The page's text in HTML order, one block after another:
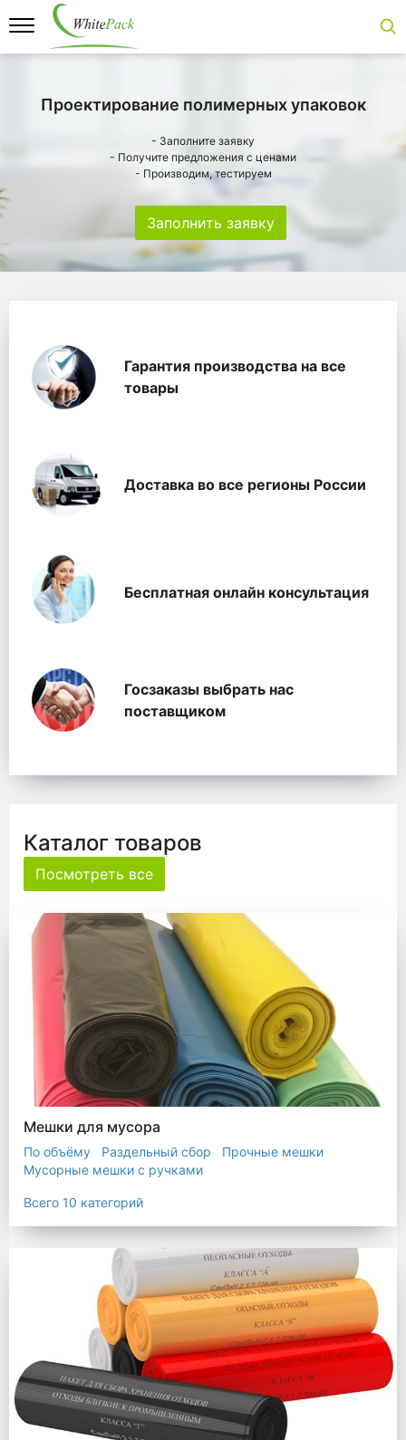
Проектирование полимерных упаковок
- Заполните заявку
- Получите предложения с ценами
- Производим, тестируем
Заполнить заявку
WhitePackГарантия производства на все
товары
Доставка во все регионы России
Бесплатная онлайн консультация
Госзаказы выбрать нас
поставщиком
Каталог товаров
Посмотреть все
Мешки для мусора
По объёму Раздельный сбор
Прочные мешки
Мусорные мешки с ручками
Прозрачные мешки
Мешки строительные
Мешок для листьев
Всего 10 категорий